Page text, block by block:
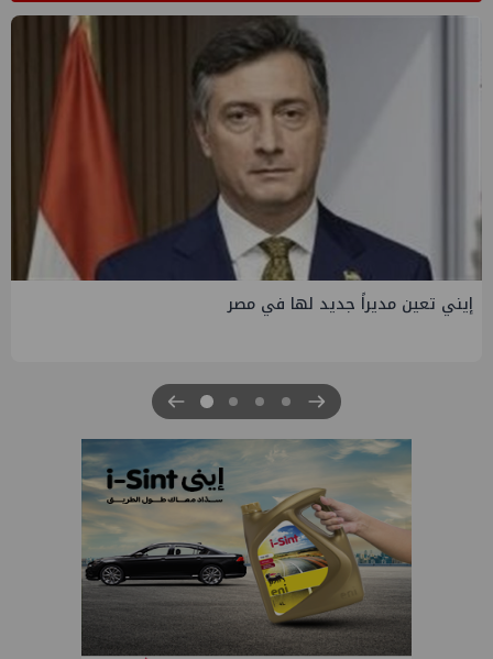
إيني تعين مديراً جديد لها في مصر